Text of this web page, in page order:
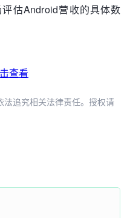
估Android营收的具体数
查看
法追究相关法律责任。授权请